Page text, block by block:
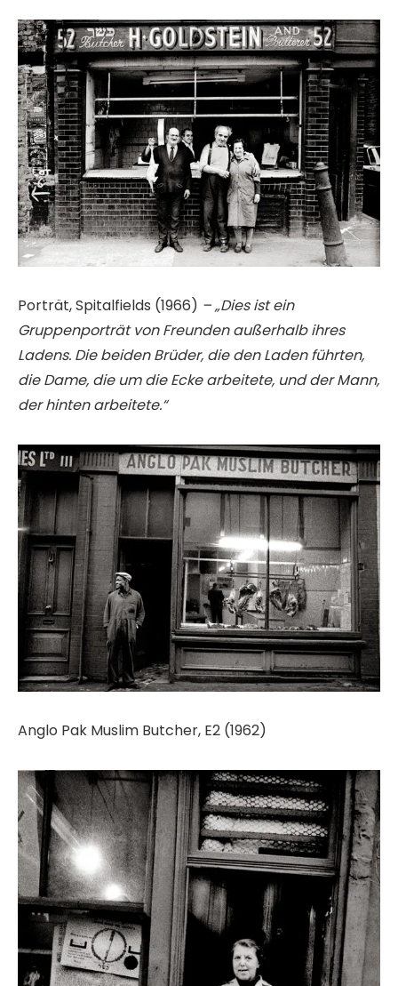
Porträt, Spitalfields (1966) – „Dies ist ein
Gruppenporträt von Freunden außerhalb ihres
Ladens. Die beiden Brüder, die den Laden führten,
die Dame, die um die Ecke arbeitete, und der Mann,
der hinten arbeitete.“
Anglo Pak Muslim Butcher, E2 (1962)